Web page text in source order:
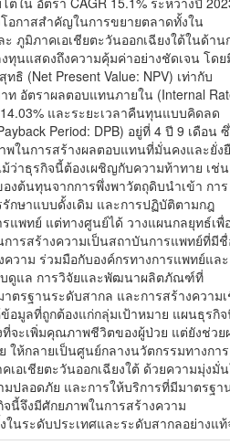
อกาสสำคัญในการขยายตลาดทั้งใน
ะ ภูมิภาคเอเชียตะวันออกเฉียงใต้ในด้าน
ทุนแสดงถึงความคุ้มค่าอย่างชัดเจน โดย
ธิ (Net Present Value: NPV) เท่ากับ
ท อัตราผลตอบแทนภายใน (Internal
และระยะเวลาคืนทุนแบบคิดลด
Period: DPB) อยู่ที่ 4 ปี 9 เดือน
พในการสร้างผลตอบแทนที่มั่นคงและยั่ง
ว่าธุรกิจนี้ต้องเผชิญกับความท้าทาย เช่น
งต้นทุนจากการพึ่งพาวัตถุดิบนำเข้า การ
กษาแบบดั้งเดิม และการปฏิบัติตามกฎ
รแพทย์ แต่ทางศูนย์ได้ วางแผนกลยุทธ์เพื่
การสร้างความเป็นสถาบันการแพทย์ที่มี
ความ ร่วมมือกับองค์กรทางการแพทย์และ
ดูแล การวิจัยและพัฒนาผลิตภัณฑ์ที่
ตรฐานระดับสากล และการสร้างความ
อมูลที่ถูกต้องแก่กลุ่มเป้าหมาย แผนธุรกิ
ที่จะเพิ่มคุณภาพชีวิตของผู้ป่วย แต่ยังช่วย
ให้กลายเป็นศูนย์กลางนวัตกรรมทางการ
เอเชียตะวันออกเฉียงใต้ ด้วยความมุ่งมั่
ปลอดภัย และการให้บริการที่มีมาตรฐา
นี้จึงมีศักยภาพในการสร้างความ
ในระดับประเทศและระดับสากลอย่างแท้